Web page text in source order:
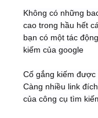
Không có những
cao trong hầu hết
bạn có một tác
kiếm của google
Cố gắng kiếm
Càng nhiều link
của công cụ tìm